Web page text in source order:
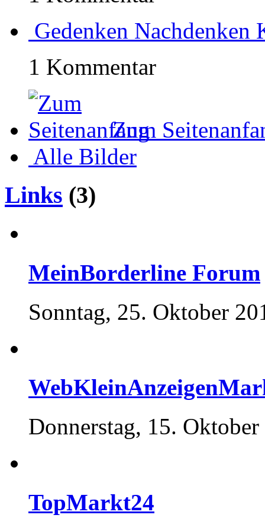
Gedenken Nachdenken
1 Kommentar
Zum
Alle Bilder
Links (3)
MeinBorderline Forum
Sonntag, 25. Oktober
Donnerstag, 15.
TopMarkt24